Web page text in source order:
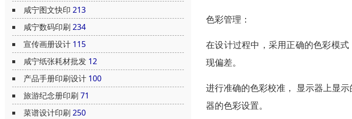
咸宁图文快印 213
咸宁数码印刷 234
宣传画册设计 115
咸宁纸张耗材批发 12
产品手册印刷设计 100
旅游纪念册印刷 71
菜谱设计印刷 250
色彩管理：
在设计过程中，采用正确的色彩模
现偏差。
进行准确的色彩校准， 显示器上显
器的色彩设置。